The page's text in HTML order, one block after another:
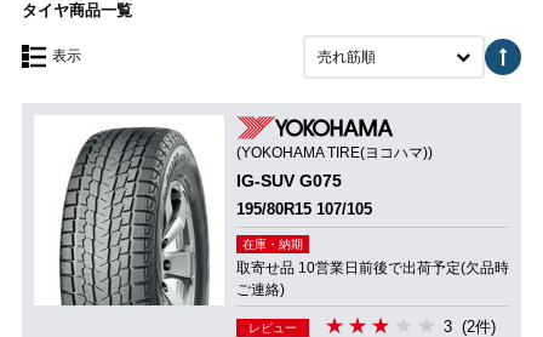
タイヤ商品一覧
表示 売れ筋順
(YOKOHAMA TIRE(ヨコハマ))
IG-SUV G075
195/80R15 107/105
在庫・納期
取寄せ品 10営業日前後で出荷予定(欠品時
ご連絡)
レビュー 3 (2件)